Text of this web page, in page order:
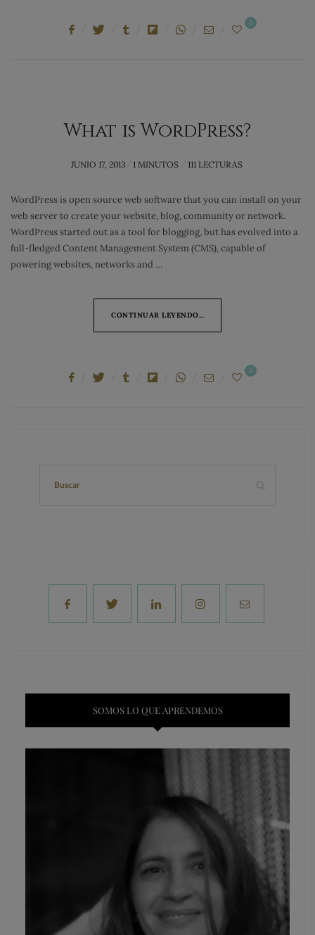
0
What is WordPress?
POSTED
JUNIO 17, 2013 1 MINUTOS 111 LECTURAS
WordPress is open source web software that you can install on your
web server to create your website, blog, community or network.
WordPress started out as a tool for blogging, but has evolved into a
full-fledged Content Management System (CMS), capable of
powering websites, networks and …
CONTINUAR LEYENDO...
0
SOMOS LO QUE APRENDEMOS